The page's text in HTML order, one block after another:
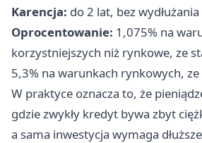
Karencja: do 2 lat, bez
Oprocentowanie: 1,075% na
korzystniejszych niż rynkowe, ze
5,3% na warunkach rynkowych,
W praktyce oznacza to, że
gdzie zwykły kredyt bywa zbyt
a sama inwestycja wymaga